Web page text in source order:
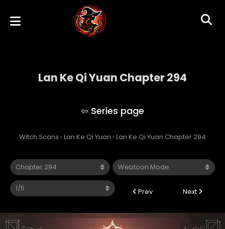
Lan Ke Qi Yuan Chapter 294
Witch Scans › Lan Ke Qi Yuan › Lan Ke Qi Yuan Chapter 294
Prev Next